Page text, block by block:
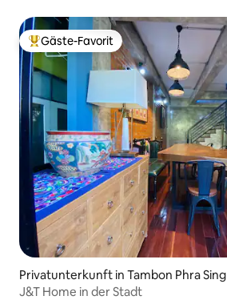
Beliebter Gäste-Favorit.
Gäste-Favorit
Privatunterkunft in Tambon Phra Sing
J&T Home in der Stadt